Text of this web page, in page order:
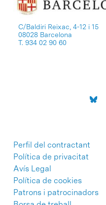
C/Baldiri Reixac, 4-12 i 15
08028 Barcelona
T. 934 02 90 60
Perfil del contractant
Política de privacitat
Avís Legal
Política de cookies
Patrons i patrocinadors